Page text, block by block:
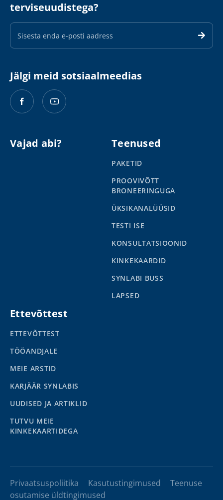
terviseuudistega?
E-
maili
aadress
Jälgi meid sotsiaalmeedias
Vajad abi? Teenused
PAKETID
PROOVIVÕTT
BRONEERINGUGA
ÜKSIKANALÜÜSID
TESTI ISE
KONSULTATSIOONID
KINKEKAARDID
SYNLABI BUSS
LAPSED
Ettevõttest
ETTEVÕTTEST
TÖÖANDJALE
MEIE ARSTID
KARJÄÄR SYNLABIS
UUDISED JA ARTIKLID
TUTVU MEIE
KINKEKAARTIDEGA
Privaatsuspoliitika Kasutustingimused
Teenuse
osutamise üldtingimused